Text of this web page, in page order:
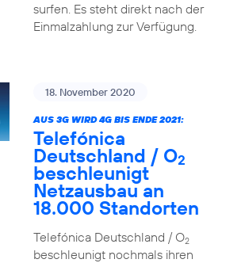
surfen. Es steht direkt nach der
Einmalzahlung zur Verfügung.
18. November 2020
AUS 3G WIRD 4G BIS ENDE 2021:
Telefónica
Deutschland / O2
beschleunigt
Netzausbau an
18.000 Standorten
Telefónica Deutschland / O2
beschleunigt nochmals ihren